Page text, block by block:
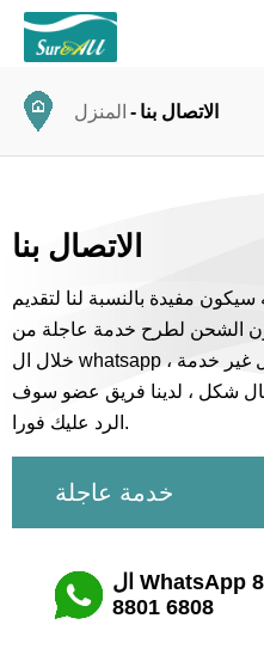
المنزل الاتصال بنا
الاتصال بنا
مفيدة بالنسبة لنا لتقديم
الشحن لطرح خدمة عاجلة من
خلال ال whatsapp ، ترسل لنا البريد الإلكتروني ل غير خدمة
شكل ، لدينا فريق عضو سوف
الرد عليك فورا.
خدمة عاجلة
 ال WhatsApp 86-153
8801 6808